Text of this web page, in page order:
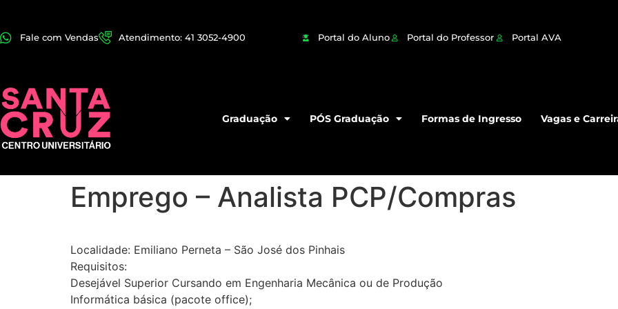
Fale com Vendas Atendimento: 41 3052-4900 Portal do Aluno Portal do Professor Portal AVA
Graduação PÓS Graduação Formas de Ingresso Vagas e
Emprego – Analista PCP/Compras
Localidade: Emiliano Perneta – São José dos Pinhais
Requisitos:
Desejável Superior Cursando em Engenharia Mecânica ou de Produção
Informática básica (pacote office);